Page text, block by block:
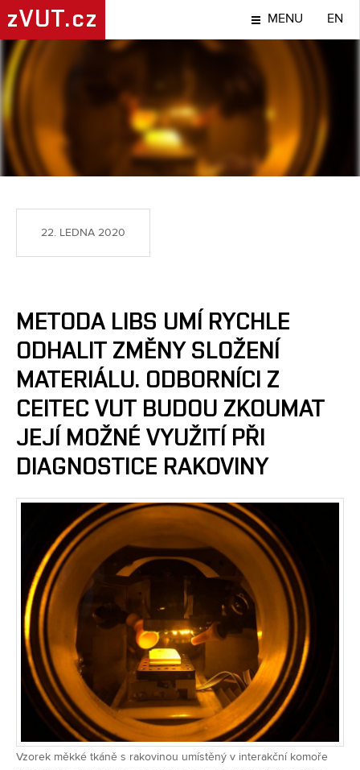
zVUT.cz MENU EN
NÁPADY A OBJEVY
22. LEDNA 2020
METODA LIBS UMÍ RYCHLE
ODHALIT ZMĚNY SLOŽENÍ
MATERIÁLU. ODBORNÍCI Z
CEITEC VUT BUDOU ZKOUMAT
JEJÍ MOŽNÉ VYUŽITÍ PŘI
DIAGNOSTICE RAKOVINY
Vzorek měkké tkáně s rakovinou umístěný v interakční komoře